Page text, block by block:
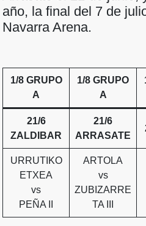
año, la final del 7 de
Navarra Arena.
1/8 GRUPO
A
1/8 GRUPO
A
21/6
ZALDIBAR
21/6
ARRASATE
URRUTIKO
ETXEA
vs
PEÑA II
ARTOLA
vs
ZUBIZARRE
TA III